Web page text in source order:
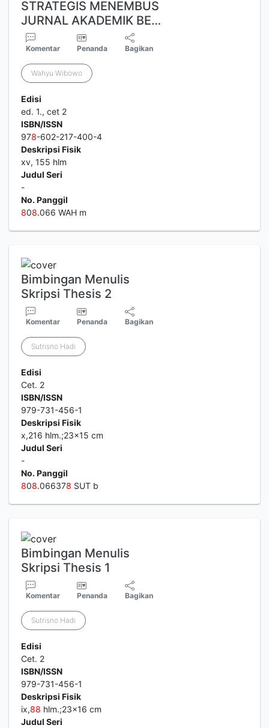
STRATEGIS MENEMBUS
JURNAL AKADEMIK BE…
Komentar Penanda Bagikan
Wahyu Wibowo
Edisi
ed. 1., cet 2
ISBN/ISSN
978-602-217-400-4
Deskripsi Fisik
xv, 155 hlm
Judul Seri
-
No. Panggil
808.066 WAH m
Bimbingan Menulis
Skripsi Thesis 2
Komentar Penanda Bagikan
Sutrisno Hadi
Edisi
Cet. 2
ISBN/ISSN
979-731-456-1
Deskripsi Fisik
x,216 hlm.;23x15 cm
Judul Seri
-
No. Panggil
808.066378 SUT b
Bimbingan Menulis
Skripsi Thesis 1
Komentar Penanda Bagikan
Sutrisno Hadi
Edisi
Cet. 2
ISBN/ISSN
979-731-456-1
Deskripsi Fisik
ix,88 hlm.;23x16 cm
Judul Seri